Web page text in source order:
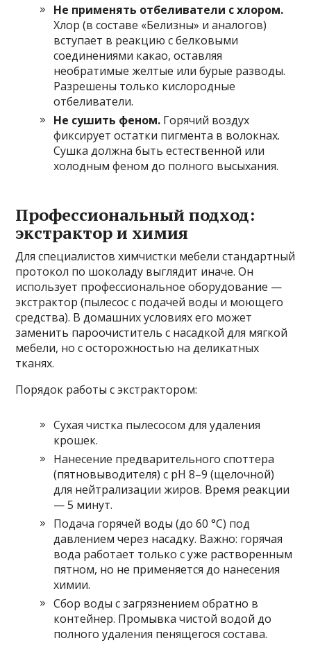
Не применять отбеливатели с хлором.
Хлор (в составе «Белизны» и аналогов)
вступает в реакцию с белковыми
соединениями какао, оставляя
необратимые желтые или бурые разводы.
Разрешены только кислородные
отбеливатели.
Не сушить феном. Горячий воздух
фиксирует остатки пигмента в волокнах.
Сушка должна быть естественной или
холодным феном до полного высыхания.
Профессиональный подход:
экстрактор и химия
Для специалистов химчистки мебели стандартный
протокол по шоколаду выглядит иначе. Он
использует профессиональное оборудование —
экстрактор (пылесос с подачей воды и моющего
средства). В домашних условиях его может
заменить пароочиститель с насадкой для мягкой
мебели, но с осторожностью на деликатных
тканях.
Порядок работы с экстрактором:
Сухая чистка пылесосом для удаления
крошек.
Нанесение предварительного споттера
(пятновыводителя) с pH 8–9 (щелочной)
для нейтрализации жиров. Время реакции
— 5 минут.
Подача горячей воды (до 60 °C) под
давлением через насадку. Важно: горячая
вода работает только с уже растворенным
пятном, но не применяется до нанесения
химии.
Сбор воды с загрязнением обратно в
контейнер. Промывка чистой водой до
полного удаления пенящегося состава.